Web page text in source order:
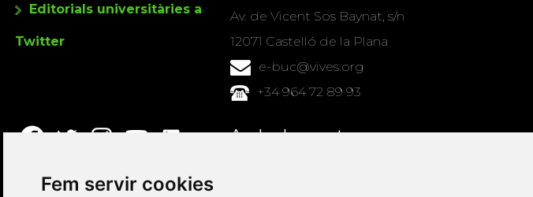
Fem servir cookies
Editorials universitàries a
Twitter
Av. de Vicent Sos Baynat, s/n
12071 Castelló de la Plana
e-buc@vives.org
+34 964 72 89 93
Amb el suport